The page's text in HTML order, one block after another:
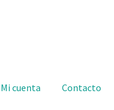
Mi cuenta Contacto